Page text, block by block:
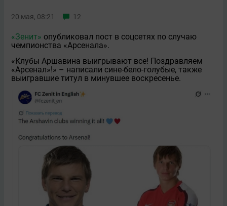
20 мая, 08:21 12
«Зенит» опубликовал пост в соцсетях по случаю
чемпионства «Арсенала».
«Клубы Аршавина выигрывают все! Поздравляем
«Арсенал»!» – написали сине-бело-голубые, также
выигравшие титул в минувшее воскресенье.